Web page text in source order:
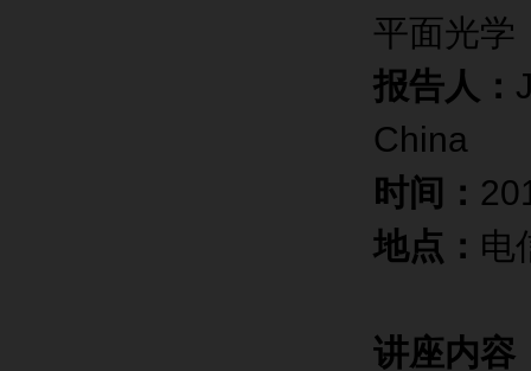
平面光学
报告人：
China
时间：
地点： 电
讲座内容